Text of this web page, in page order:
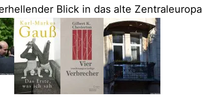
Blick in das alte